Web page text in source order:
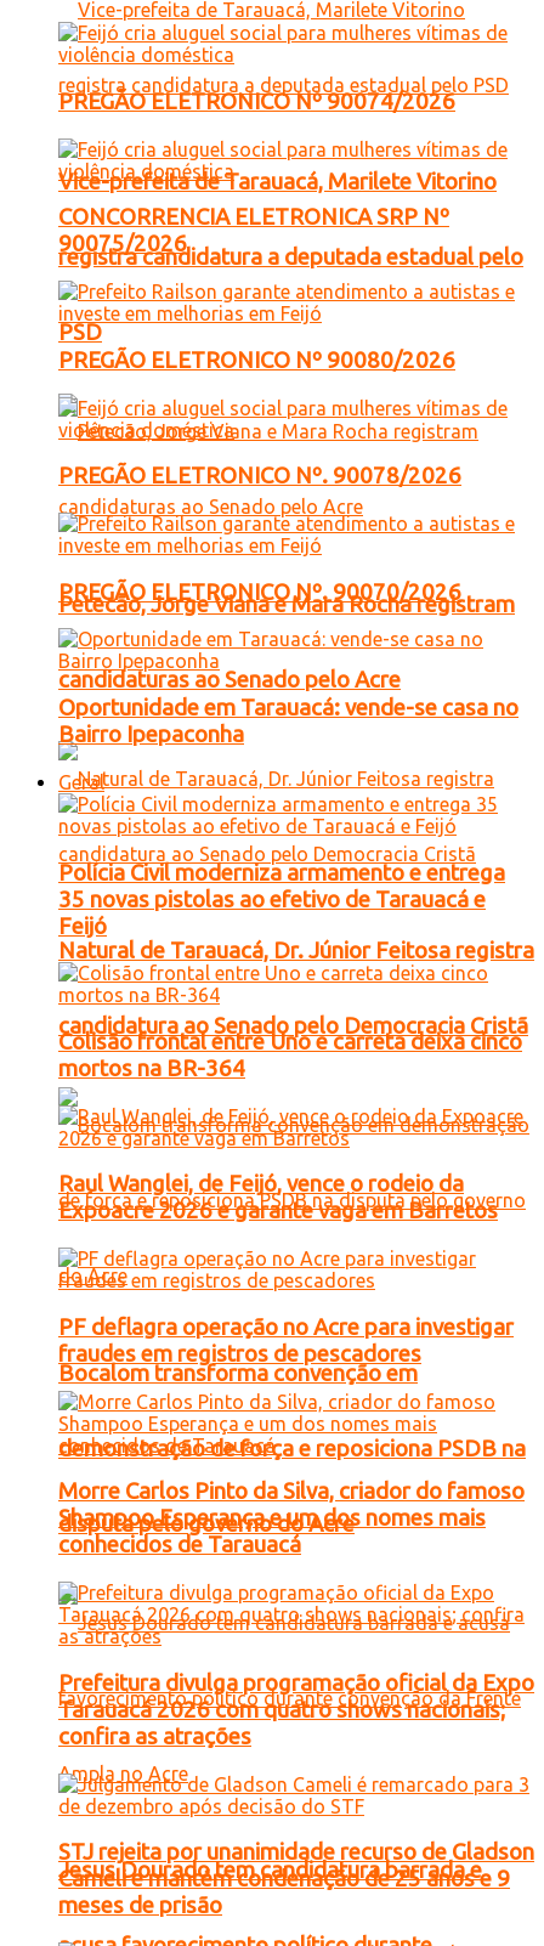
Vice-prefeita de Tarauacá, Marilete Vitorino
registra candidatura a deputada estadual pelo
PSD
Petecão, Jorge Viana e Mara Rocha registram
candidaturas ao Senado pelo Acre
Natural de Tarauacá, Dr. Júnior Feitosa registra
candidatura ao Senado pelo Democracia Cristã
Bocalom transforma convenção em
demonstração de força e reposiciona PSDB na
disputa pelo governo do Acre
Jesus Dourado tem candidatura barrada e
PREGÃO ELETRONICO Nº 90074/2026
CONCORRENCIA ELETRONICA SRP Nº
90075/2026
PREGÃO ELETRONICO Nº 90080/2026
PREGÃO ELETRONICO Nº. 90078/2026
PREGÃO ELETRONICO Nº. 90070/2026
Oportunidade em Tarauacá: vende-se casa no
Bairro Ipepaconha
Geral
Polícia Civil moderniza armamento e entrega
35 novas pistolas ao efetivo de Tarauacá e
Feijó
Colisão frontal entre Uno e carreta deixa cinco
mortos na BR-364
Raul Wanglei, de Feijó, vence o rodeio da
Expoacre 2026 e garante vaga em Barretos
PF deflagra operação no Acre para investigar
fraudes em registros de pescadores
Morre Carlos Pinto da Silva, criador do famoso
Shampoo Esperança e um dos nomes mais
conhecidos de Tarauacá
Prefeitura divulga programação oficial da Expo
Tarauacá 2026 com quatro shows nacionais;
confira as atrações
STJ rejeita por unanimidade recurso de Gladson
Cameli e mantém condenação de 25 anos e 9
meses de prisão